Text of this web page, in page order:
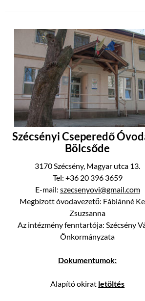
Szécsényi Cseperedő
Bölcsőde
3170 Szécsény, Magyar utca 13.
Tel: +36 20 396 3659
E-mail: szecsenyovi@gmail.com
Megbízott óvodavezető: Fábiánné
Zsuzsanna
Az intézmény fenntartója: Szécsény
Önkormányzata
Dokumentumok:
Alapító okirat letöltés